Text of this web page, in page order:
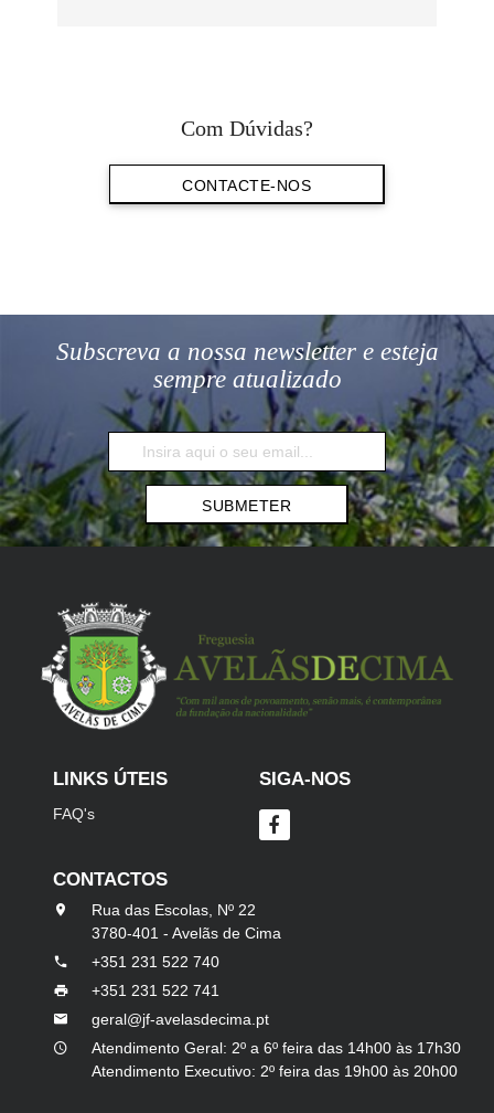
Com Dúvidas?
CONTACTE-NOS
Subscreva a nossa newsletter e esteja
sempre atualizado
SUBMETER
LINKS ÚTEIS
FAQ's
SIGA-NOS
CONTACTOS
Rua das Escolas, Nº 22
3780-401 - Avelãs de Cima
+351 231 522 740
+351 231 522 741
geral@jf-avelasdecima.pt
Atendimento Geral: 2º a 6º feira das 14h00 às 17h30
Atendimento Executivo: 2º feira das 19h00 às 20h00